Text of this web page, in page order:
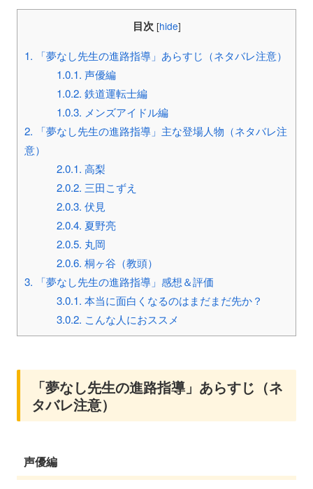
目次 [hide]
1. 「夢なし先生の進路指導」あらすじ（ネタバレ注意）
1.0.1. 声優編
1.0.2. 鉄道運転士編
1.0.3. メンズアイドル編
2. 「夢なし先生の進路指導」主な登場人物（ネタバレ注
意）
2.0.1. 高梨
2.0.2. 三田こずえ
2.0.3. 伏見
2.0.4. 夏野亮
2.0.5. 丸岡
2.0.6. 桐ヶ谷（教頭）
3. 「夢なし先生の進路指導」感想＆評価
3.0.1. 本当に面白くなるのはまだまだ先か？
3.0.2. こんな人におススメ
「夢なし先生の進路指導」あらすじ（ネ
タバレ注意）
声優編